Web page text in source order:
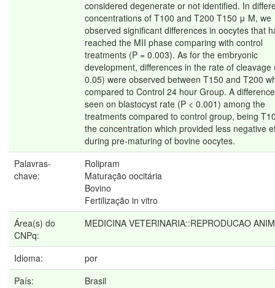
considered degenerate or not identified. In
concentrations of T100 and T200 T150 μ M, we
observed significant differences in oocytes that
reached the MII phase comparing with control
treatments (P = 0.003). As for the embryonic
development, differences in the rate of cleavage
0.05) were observed between T150 and T200
compared to Control 24 hour Group. A
seen on blastocyst rate (P < 0.001) among the
treatments compared to control group, being
the concentration which provided less negative
during pre-maturing of bovine oocytes.
Palavras-
chave:
Rolipram
Maturação oocitária
Bovino
Fertilização in vitro
Área(s) do
CNPq:
MEDICINA VETERINARIA::REPRODUCAO
Idioma:
por
País:
Brasil